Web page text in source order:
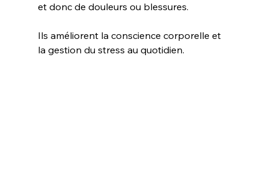
et donc de douleurs ou blessures.
Ils améliorent la conscience corporelle et
la gestion du stress au quotidien.